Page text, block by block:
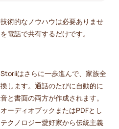
術的なノウハウは必要ありませ
電話で共有するだけです。
はさらに一歩進んで、家族全
します。通話のたびに自動的に
と書面の両方が作成されます。
ーディオブックまたはPDFとし
クノロジー愛好家から伝統主義